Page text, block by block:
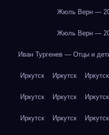
Жюль Верн — 20
Жюль Верн — 20
Иван Тургенев — Отцы и
Иркутск Иркутск Иркутск
Иркутск Иркутск Иркутск
Иркутск Иркутск Иркутск